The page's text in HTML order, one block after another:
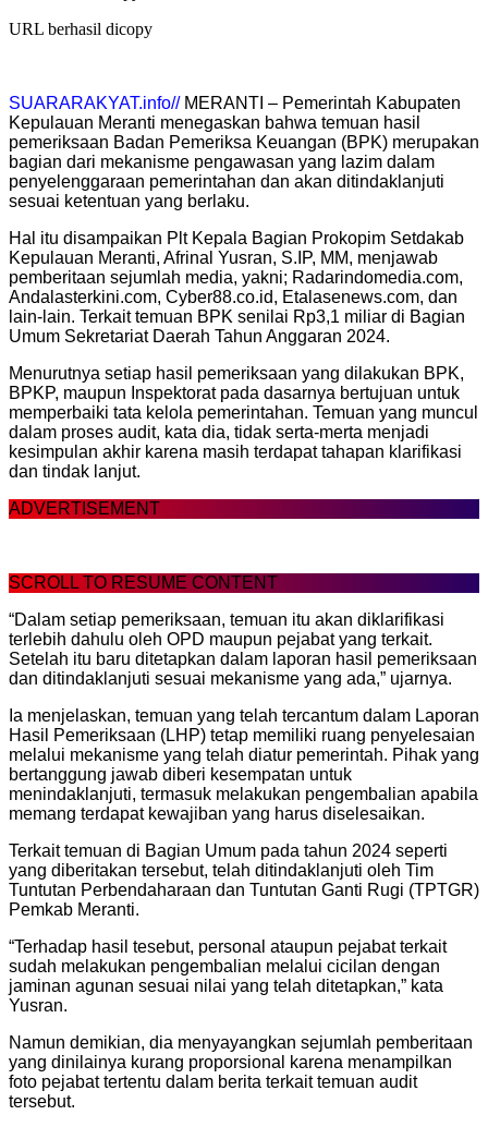
URL berhasil dicopy
SUARARAKYAT.info//MERANTI – Pemerintah Kabupaten
Kepulauan Meranti menegaskan bahwa temuan hasil
pemeriksaan Badan Pemeriksa Keuangan (BPK) merupakan
bagian dari mekanisme pengawasan yang lazim dalam
penyelenggaraan pemerintahan dan akan ditindaklanjuti
sesuai ketentuan yang berlaku.
Hal itu disampaikan Plt Kepala Bagian Prokopim Setdakab
Kepulauan Meranti, Afrinal Yusran, S.IP, MM, menjawab
pemberitaan sejumlah media, yakni; Radarindomedia.com,
Andalasterkini.com, Cyber88.co.id, Etalasenews.com, dan
lain-lain. Terkait temuan BPK senilai Rp3,1 miliar di Bagian
Umum Sekretariat Daerah Tahun Anggaran 2024.
Menurutnya setiap hasil pemeriksaan yang dilakukan BPK,
BPKP, maupun Inspektorat pada dasarnya bertujuan untuk
memperbaiki tata kelola pemerintahan. Temuan yang muncul
dalam proses audit, kata dia, tidak serta-merta menjadi
kesimpulan akhir karena masih terdapat tahapan klarifikasi
dan tindak lanjut.
ADVERTISEMENT
SCROLL TO RESUME CONTENT
“Dalam setiap pemeriksaan, temuan itu akan diklarifikasi
terlebih dahulu oleh OPD maupun pejabat yang terkait.
Setelah itu baru ditetapkan dalam laporan hasil pemeriksaan
dan ditindaklanjuti sesuai mekanisme yang ada,” ujarnya.
Ia menjelaskan, temuan yang telah tercantum dalam Laporan
Hasil Pemeriksaan (LHP) tetap memiliki ruang penyelesaian
melalui mekanisme yang telah diatur pemerintah. Pihak yang
bertanggung jawab diberi kesempatan untuk
menindaklanjuti, termasuk melakukan pengembalian apabila
memang terdapat kewajiban yang harus diselesaikan.
Terkait temuan di Bagian Umum pada tahun 2024 seperti
yang diberitakan tersebut, telah ditindaklanjuti oleh Tim
Tuntutan Perbendaharaan dan Tuntutan Ganti Rugi (TPTGR)
Pemkab Meranti.
“Terhadap hasil tesebut, personal ataupun pejabat terkait
sudah melakukan pengembalian melalui cicilan dengan
jaminan agunan sesuai nilai yang telah ditetapkan,” kata
Yusran.
Namun demikian, dia menyayangkan sejumlah pemberitaan
yang dinilainya kurang proporsional karena menampilkan
foto pejabat tertentu dalam berita terkait temuan audit
tersebut.